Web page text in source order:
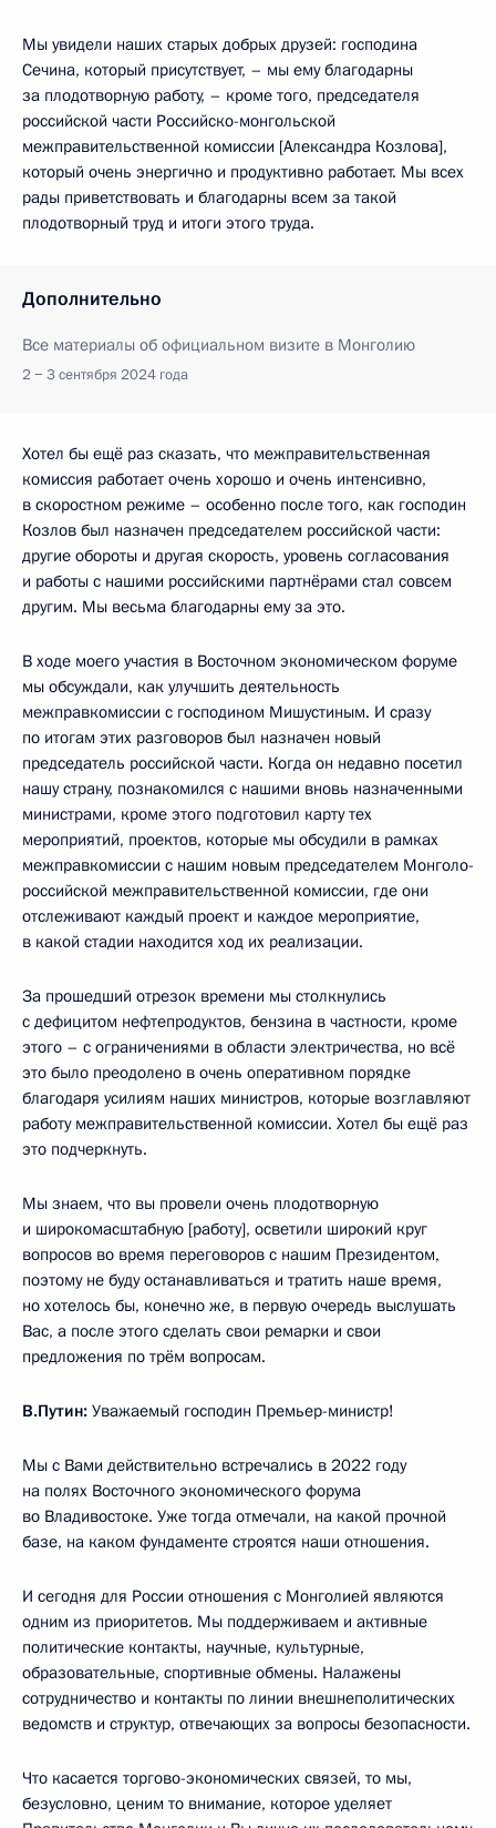
Мы увидели наших старых добрых друзей: господина
Сечина, который присутствует, – мы ему благодарны
за плодотворную работу, – кроме того, председателя
российской части Российско-монгольской
межправительственной комиссии [Александра Козлова],
который очень энергично и продуктивно работает. Мы всех
рады приветствовать и благодарны всем за такой
плодотворный труд и итоги этого труда.
Дополнительно
Все материалы об официальном визите в Монголию
2 − 3 сентября 2024 года
Хотел бы ещё раз сказать, что межправительственная
комиссия работает очень хорошо и очень интенсивно,
в скоростном режиме – особенно после того, как господин
Козлов был назначен председателем российской части:
другие обороты и другая скорость, уровень согласования
и работы с нашими российскими партнёрами стал совсем
другим. Мы весьма благодарны ему за это.
В ходе моего участия в Восточном экономическом форуме
мы обсуждали, как улучшить деятельность
межправкомиссии с господином Мишустиным. И сразу
по итогам этих разговоров был назначен новый
председатель российской части. Когда он недавно посетил
нашу страну, познакомился с нашими вновь назначенными
министрами, кроме этого подготовил карту тех
мероприятий, проектов, которые мы обсудили в рамках
межправкомиссии с нашим новым председателем Монголо-
российской межправительственной комиссии, где они
отслеживают каждый проект и каждое мероприятие,
в какой стадии находится ход их реализации.
За прошедший отрезок времени мы столкнулись
с дефицитом нефтепродуктов, бензина в частности, кроме
этого – с ограничениями в области электричества, но всё
это было преодолено в очень оперативном порядке
благодаря усилиям наших министров, которые возглавляют
работу межправительственной комиссии. Хотел бы ещё раз
это подчеркнуть.
Мы знаем, что вы провели очень плодотворную
и широкомасштабную [работу], осветили широкий круг
вопросов во время переговоров с нашим Президентом,
поэтому не буду останавливаться и тратить наше время,
но хотелось бы, конечно же, в первую очередь выслушать
Вас, а после этого сделать свои ремарки и свои
предложения по трём вопросам.
В.Путин: Уважаемый господин Премьер-министр!
Мы с Вами действительно встречались в 2022 году
на полях Восточного экономического форума
во Владивостоке. Уже тогда отмечали, на какой прочной
базе, на каком фундаменте строятся наши отношения.
И сегодня для России отношения с Монголией являются
одним из приоритетов. Мы поддерживаем и активные
политические контакты, научные, культурные,
образовательные, спортивные обмены. Налажены
сотрудничество и контакты по линии внешнеполитических
ведомств и структур, отвечающих за вопросы безопасности.
Что касается торгово-экономических связей, то мы,
безусловно, ценим то внимание, которое уделяет